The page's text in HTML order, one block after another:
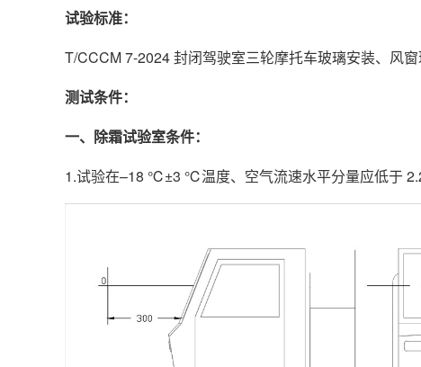
试验标准：
T/CCCM 7-2024 封闭驾驶室三轮摩托车玻璃安装、风
测试条件：
一、除霜试验室条件：
1.试验在–18 ℃±3 ℃温度、空气流速水平分量应低于